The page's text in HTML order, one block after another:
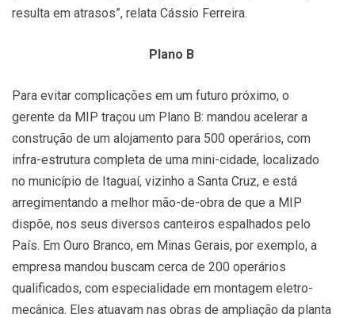
resulta em atrasos”, relata Cássio Ferreira.
Plano B
Para evitar complicações em um futuro próximo, o
gerente da MIP traçou um Plano B: mandou acelerar a
construção de um alojamento para 500 operários, com
infra-estrutura completa de uma mini-cidade, localizado
no município de Itaguaí, vizinho a Santa Cruz, e está
arregimentando a melhor mão-de-obra de que a MIP
dispõe, nos seus diversos canteiros espalhados pelo
País. Em Ouro Branco, em Minas Gerais, por exemplo, a
empresa mandou buscam cerca de 200 operários
qualificados, com especialidade em montagem eletro-
mecânica. Eles atuavam nas obras de ampliação da planta